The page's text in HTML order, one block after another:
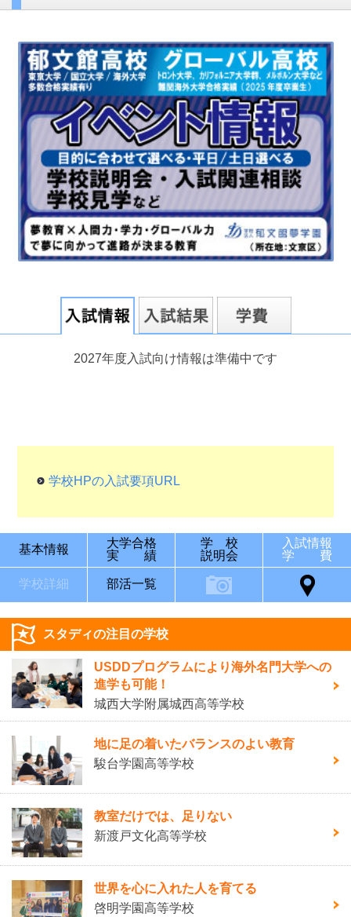
最近見た学校
千葉英和高等学校
ブックマークした学校
ブックマークした学校はありません
2027年度入試向け情報は準備中です
学校HPの入試要項URL
基本情報
大学合格
実 績
学 校
説明会
入試情報
学 費
学校詳細 部活一覧
スタディの注目の学校
USDDプログラムにより海外名門大学への
進学も可能！
城西大学附属城西高等学校
地に足の着いたバランスのよい教育
駿台学園高等学校
教室だけでは、足りない
新渡戸文化高等学校
世界を心に入れた人を育てる
啓明学園高等学校